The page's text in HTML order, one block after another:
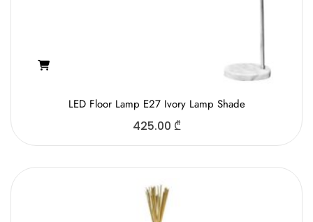
LED Floor Lamp E27 Ivory Lamp Shade
425.00 ₾